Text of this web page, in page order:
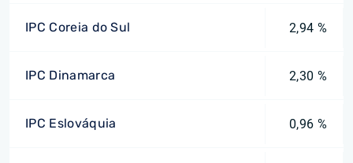
IPC Coreia do Sul 2,94 %
IPC Dinamarca 2,30 %
IPC Eslováquia 0,96 %